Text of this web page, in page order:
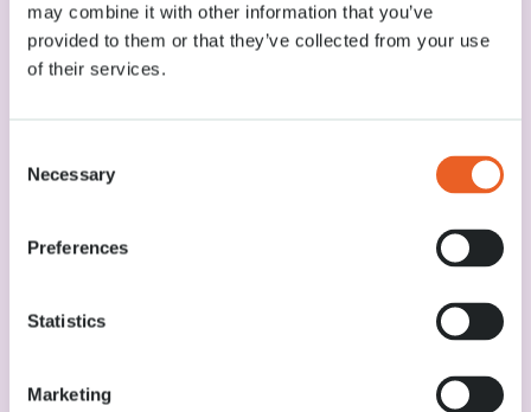
may combine it with other information that you’ve
provided to them or that they’ve collected from your use
of their services.
Selection
Necessary
Preferences
Statistics
Marketing
Irene paviljoen
Koffie, lunch en diner
Zitplaatsen binnen en buiten